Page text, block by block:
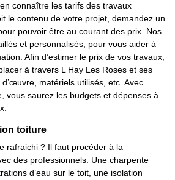
connaître les tarifs des travaux
le contenu de votre projet, demandez un
pouvoir être au courant des prix. Nos
et personnalisés, pour vous aider à
Afin d’estimer le prix de vos travaux,
à travers L Hay Les Roses et ses
matériels utilisés, etc. Avec
vous saurez les budgets et dépenses à
toiture
rafraichi ? Il faut procéder à la
des professionnels. Une charpente
d’eau sur le toit, une isolation